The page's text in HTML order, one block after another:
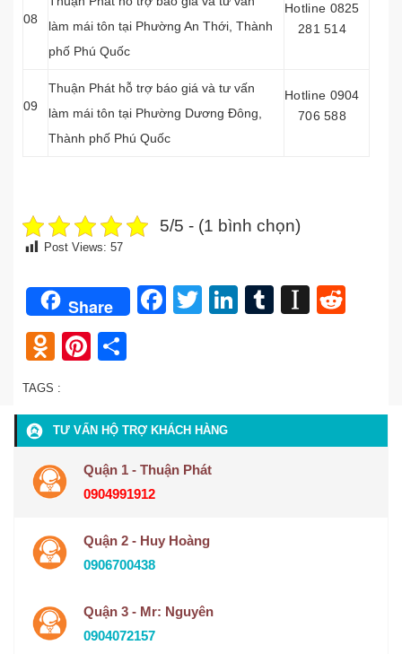
08
làm mái tôn tại Phường An Thới, Thành
phố Phú Quốc
Hotline 0825
281 514
09
Thuận Phát hỗ trợ báo giá và tư vấn
làm mái tôn tại Phường Dương Đông,
Thành phố Phú Quốc
Hotline 0904
706 588
5/5 - (1 bình chọn)
Post Views: 57
Share Facebook
TwitterLinkedIn
Tumblr
Odnoklassniki
Pinterest
TAGS :
TƯ VẤN HỘ TRỢ KHÁCH HÀNG
Quận 1 - Thuận Phát
0904991912
Quận 2 - Huy Hoàng
0906700438
Quận 3 - Mr: Nguyên
0904072157